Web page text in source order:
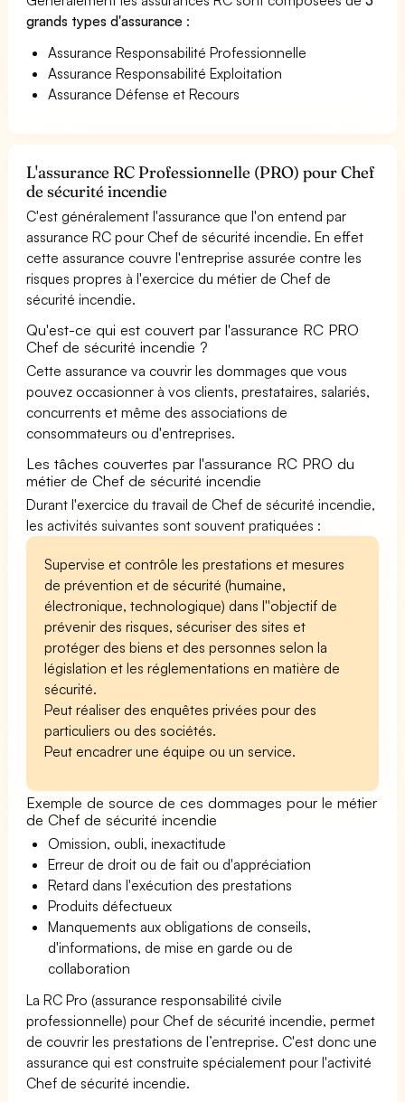
grands types d'assurance :
Assurance Responsabilité Professionnelle
Assurance Responsabilité Exploitation
Assurance Défense et Recours
L'assurance RC Professionnelle (PRO) pour Chef
de sécurité incendie
C'est généralement l'assurance que l'on entend par
assurance RC pour Chef de sécurité incendie. En effet
cette assurance couvre l'entreprise assurée contre les
risques propres à l'exercice du métier de Chef de
sécurité incendie.
Qu'est-ce qui est couvert par l'assurance RC PRO
Chef de sécurité incendie ?
Cette assurance va couvrir les dommages que vous
pouvez occasionner à vos clients, prestataires, salariés,
concurrents et même des associations de
consommateurs ou d'entreprises.
Les tâches couvertes par l'assurance RC PRO du
métier de Chef de sécurité incendie
Durant l'exercice du travail de Chef de sécurité incendie,
les activités suivantes sont souvent pratiquées :
Supervise et contrôle les prestations et mesures
de prévention et de sécurité (humaine,
électronique, technologique) dans l''objectif de
prévenir des risques, sécuriser des sites et
protéger des biens et des personnes selon la
législation et les réglementations en matière de
sécurité.
Peut réaliser des enquêtes privées pour des
particuliers ou des sociétés.
Peut encadrer une équipe ou un service.
Exemple de source de ces dommages pour le métier
de Chef de sécurité incendie
Omission, oubli, inexactitude
Erreur de droit ou de fait ou d'appréciation
Retard dans l'exécution des prestations
Produits défectueux
Manquements aux obligations de conseils,
d'informations, de mise en garde ou de
collaboration
La RC Pro (assurance responsabilité civile
professionnelle) pour Chef de sécurité incendie, permet
de couvrir les prestations de l’entreprise. C'est donc une
assurance qui est construite spécialement pour l'activité
Chef de sécurité incendie.